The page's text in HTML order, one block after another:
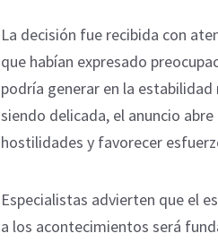
La decisión fue recibida con
que habían expresado
podría generar en la
siendo delicada, el anuncio
hostilidades y favorecer
Especialistas advierten que el
a los acontecimientos será